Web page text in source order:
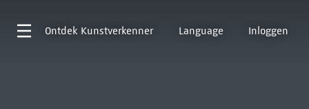
Ontdek Kunstverkenner Language Inloggen